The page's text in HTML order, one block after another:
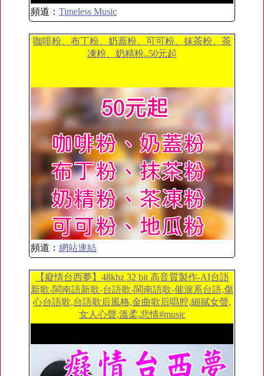
頻道： Timeless Music
咖啡粉、布丁粉、奶蓋粉、可可粉、抹茶粉、茶
凍粉、奶精粉..50元起
頻道： 網站連結
【癡情台西夢】48khz 32 bit 高音質製作-AI台語
新歌-閩南語新歌-台語歌-閩南語歌-催淚系台語,傷
心台語歌,台語歌后風格,金曲歌后唱腔,細膩女聲,
女人心聲,溫柔,悲情#music